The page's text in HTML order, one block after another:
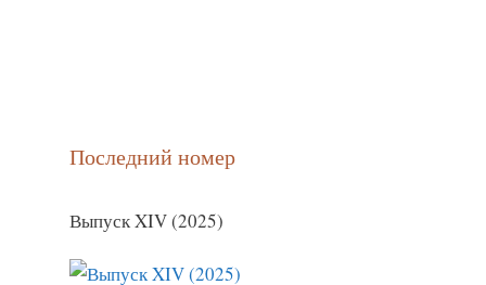
Последний номер
Выпуск XIV (2025)